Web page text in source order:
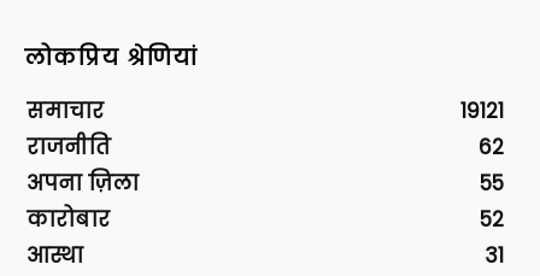
लोकप्रिय श्रेणियां
समाचार
19121
राजनीति
62
अपना ज़िला
55
कारोबार
52
आस्था
31